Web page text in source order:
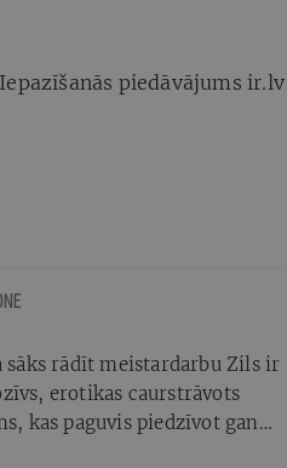
Iepazīšanās piedāvājums
rādīt meistardarbu Zils ir
erotikas caurstrāvots
kas paguvis piedzīvot gan